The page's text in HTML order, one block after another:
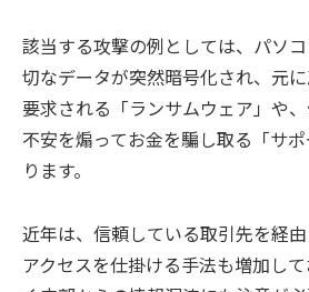
該当する攻撃の例としては、パソ
切なデータが突然暗号化され、元
要求される「ランサムウェア」や
不安を煽ってお金を騙し取る「サ
ります。
近年は、信頼している取引先を経
アクセスを仕掛ける手法も増加し